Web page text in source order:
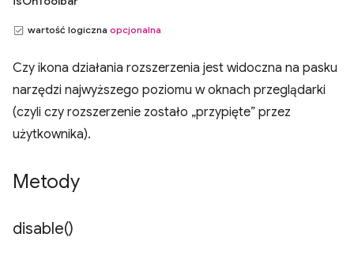
wartość logiczna opcjonalna
Czy ikona działania rozszerzenia jest widoczna na pasku
narzędzi najwyższego poziomu w oknach przeglądarki
(czyli czy rozszerzenie zostało „przypięte” przez
użytkownika).
Metody
disable()